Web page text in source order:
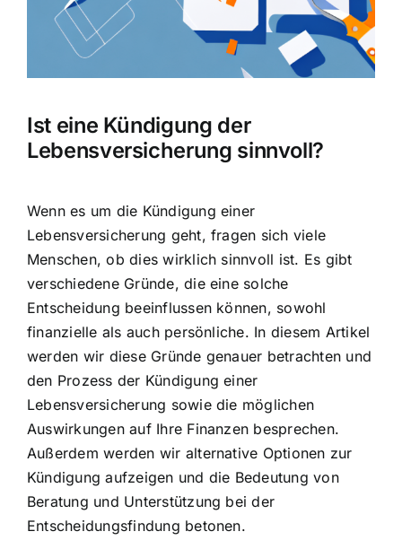
Hausratversicherung
Berufsunfähigkeitsversicherung
Weitere Tarifvergleiche
Ist eine Kündigung der
Lebensversicherung sinnvoll?
Wenn es um die Kündigung einer
Lebensversicherung geht, fragen sich viele
Menschen, ob dies wirklich sinnvoll ist. Es gibt
verschiedene Gründe, die eine solche
Entscheidung beeinflussen können, sowohl
finanzielle als auch persönliche. In diesem Artikel
werden wir diese Gründe genauer betrachten und
den Prozess der Kündigung einer
Lebensversicherung sowie die möglichen
Auswirkungen auf Ihre Finanzen besprechen.
Außerdem werden wir alternative Optionen zur
Kündigung aufzeigen und die Bedeutung von
Beratung und Unterstützung bei der
Entscheidungsfindung betonen.